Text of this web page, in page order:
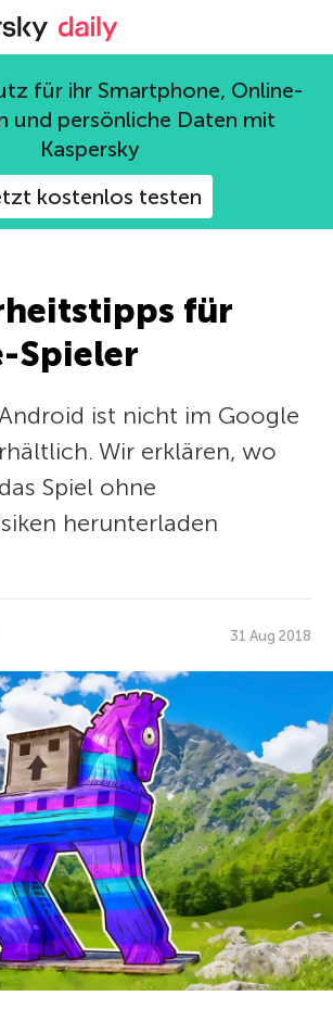
Offizieller Blog von Kaspersky
für ihr Smartphone, Online-
und persönliche Daten mit
Kaspersky
kostenlos testen
für
Spieler
ist nicht im Google
Wir erklären, wo
Spiel ohne
herunterladen
31 Aug 2018